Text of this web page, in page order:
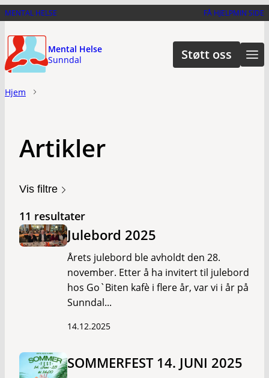
Hopp
hovedinnhold
MENTAL HELSE FÅ HJELPMIN SIDE
Mental Helse
Sunndal
Støtt oss
Hjem
Artikler
Vis filtre
11 resultater
Julebord 2025
Årets julebord ble avholdt den 28.
november. Etter å ha invitert til julebord
hos Go`Biten kafè i flere år, var vi i år på
Sunndal...
14.12.2025
SOMMERFEST 14. JUNI 2025